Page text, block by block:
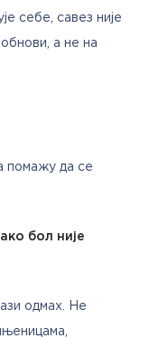
себе, савез није
а не на
помажу да се
бол није
одмах. Не